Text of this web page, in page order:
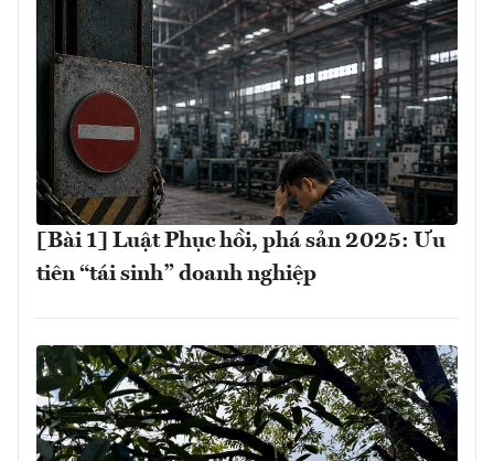
[Bài 1] Luật Phục hồi, phá sản 2025: Ưu
tiên “tái sinh” doanh nghiệp